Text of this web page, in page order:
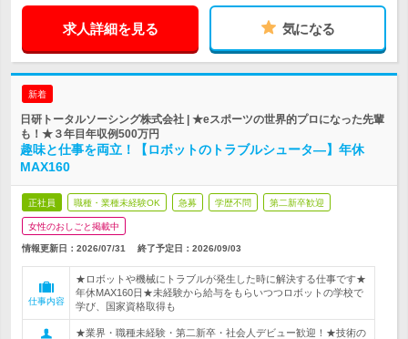
求人詳細を見る 気になる
新着
日研トータルソーシング株式会社 | ★eスポーツの世界的プロになった先輩
も！★３年目年収例500万円
趣味と仕事を両立！【ロボットのトラブルシュータ―】年休
MAX160
正社員 職種・業種未経験OK 急募 学歴不問 第二新卒歓迎
女性のおしごと掲載中
情報更新日：2026/07/31 終了予定日： 2026/09/03
仕事内容
★ロボットや機械にトラブルが発生した時に解決する仕事です★
年休MAX160日★未経験から給与をもらいつつロボットの学校で
学び、国家資格取得も
★業界・職種未経験・第二新卒・社会人デビュー歓迎！★技術の